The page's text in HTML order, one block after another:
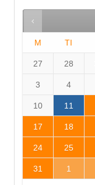
M TI
27 28
3 4
10 11
17 18
24 25
31 1